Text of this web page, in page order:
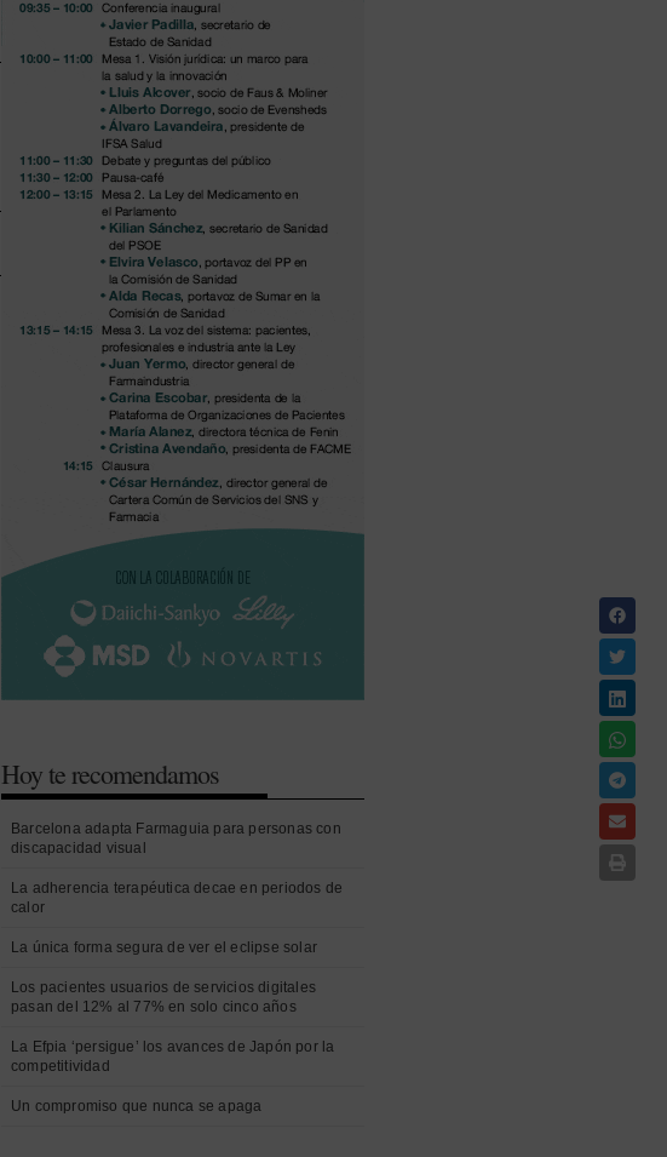
Hoy te recomendamos
Barcelona adapta Farmaguia para personas con
discapacidad visual
La adherencia terapéutica decae en periodos de
calor
La única forma segura de ver el eclipse solar
Los pacientes usuarios de servicios digitales
pasan del 12% al 77% en solo cinco años
La Efpia ‘persigue’ los avances de Japón por la
competitividad
Un compromiso que nunca se apaga